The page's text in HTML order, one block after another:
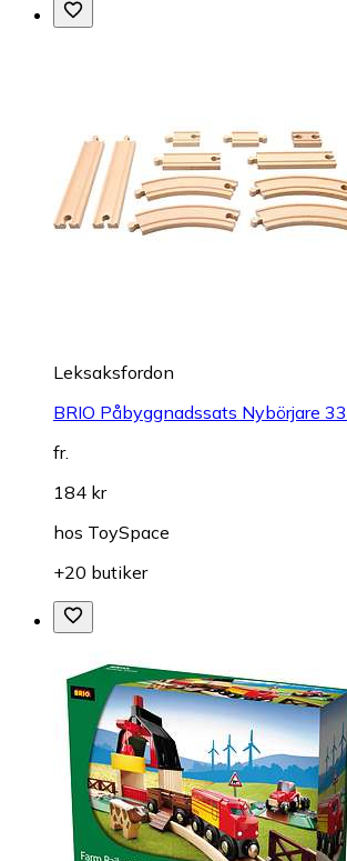
Leksaksfordon
BRIO Påbyggnadssats Nybörjare
fr.
184 kr
hos ToySpace
+20 butiker